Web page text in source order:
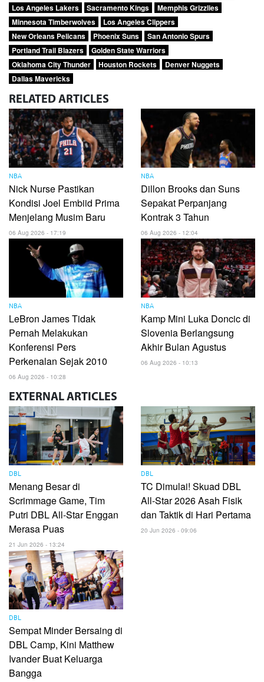
Los Angeles Lakers
Sacramento Kings
Memphis Grizzlies
Minnesota Timberwolves
Los Angeles Clippers
New Orleans Pelicans
Phoenix Suns
San Antonio Spurs
Portland Trail Blazers
Golden State Warriors
Oklahoma City Thunder
Houston Rockets
Denver Nuggets
Dallas Mavericks
RELATED ARTICLES
NBA
Nick Nurse Pastikan
Kondisi Joel Embiid Prima
Menjelang Musim Baru
06 Aug 2026 - 17:19
NBA
Dillon Brooks dan Suns
Sepakat Perpanjang
Kontrak 3 Tahun
06 Aug 2026 - 12:04
NBA
LeBron James Tidak
Pernah Melakukan
Konferensi Pers
Perkenalan Sejak 2010
06 Aug 2026 - 10:28
NBA
Kamp Mini Luka Doncic di
Slovenia Berlangsung
Akhir Bulan Agustus
06 Aug 2026 - 10:13
EXTERNAL ARTICLES
DBL
Menang Besar di
Scrimmage Game, Tim
Putri DBL All-Star Enggan
Merasa Puas
21 Jun 2026 - 13:24
DBL
TC Dimulai! Skuad DBL
All-Star 2026 Asah Fisik
dan Taktik di Hari Pertama
20 Jun 2026 - 09:06
DBL
Sempat Minder Bersaing di
DBL Camp, Kini Matthew
Ivander Buat Keluarga
Bangga